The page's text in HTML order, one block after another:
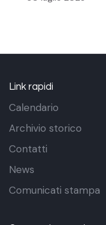
Link rapidi
Calendario
Archivio storico
Contatti
News
Comunicati stampa